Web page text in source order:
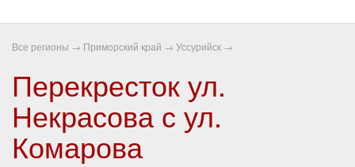
Все регионы → Приморский край → Уссурийск →
Перекресток ул.
Некрасова с ул.
Комарова